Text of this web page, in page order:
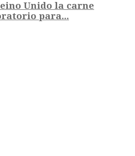
Unido la carne
para...